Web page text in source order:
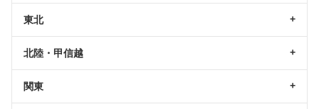
東北
北陸・甲信越
関東